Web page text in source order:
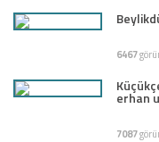
6467
erhan
7087